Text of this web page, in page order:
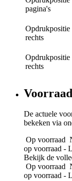
pagina's
Opdrukpositie
rechts
Opdrukpositie
rechts
Voorraad
De actuele
bekeken via
Op voorraad
op voorraad -
Bekijk de
Op voorraad
op voorraad -